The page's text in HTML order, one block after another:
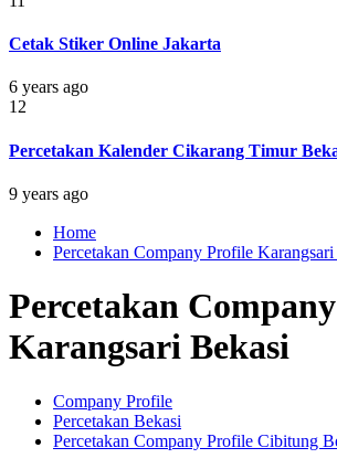
Cetak Stiker Online Jakarta
6 years ago
12
Percetakan Kalender Cikarang Timur
9 years ago
Home
Percetakan Company Profile Karangsari
Percetakan
Karangsari Bekasi
Company Profile
Percetakan Bekasi
Percetakan Company Profile Cibitung